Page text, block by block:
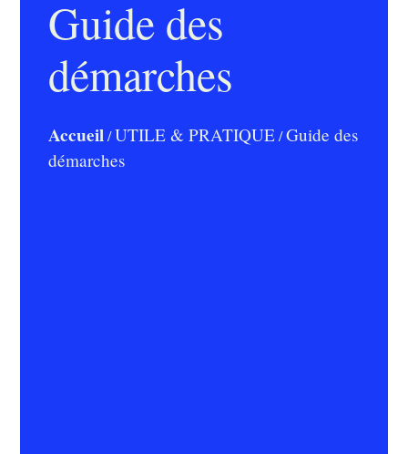
Guide des
démarches
Accueil/UTILE & PRATIQUE/Guide des
démarches